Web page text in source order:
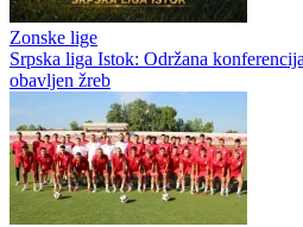
Zonske lige
Srpska liga Istok: Održana
obavljen žreb